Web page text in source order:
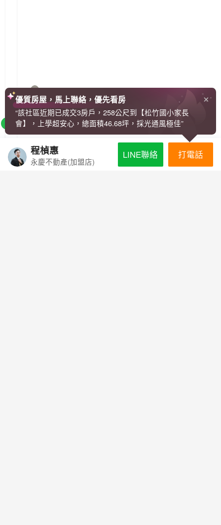
優質房屋，馬上聯絡，優先看房
“該社區近期已成交3房戶，258公尺到【松竹國小家長
會】，上學超安心，總面積46.68坪，採光通風極佳”
程楨惠
永慶不動產(加盟店)
LINE聯絡 打電話
LINE找房